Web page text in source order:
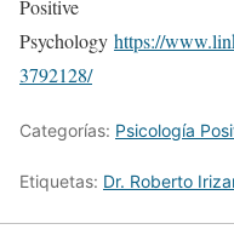
Positive
Psychology https://
3792128/
Categorías: Psicología
Etiquetas: Dr. Roberto